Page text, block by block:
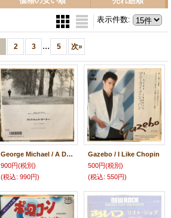
表示件数:
2 3 ... 5 次»
George Michael / A Different Corner
900円(税別)
(税込: 990円)
Gazebo / I Like Chopin
500円(税別)
(税込: 550円)